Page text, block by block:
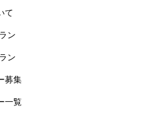
て
ン
ン
募集
一覧